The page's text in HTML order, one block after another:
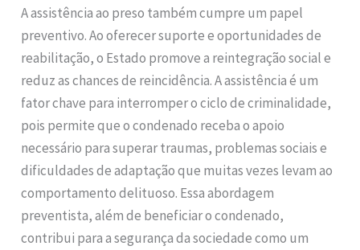
A assistência ao preso também cumpre um papel
preventivo. Ao oferecer suporte e oportunidades de
reabilitação, o Estado promove a reintegração social e
reduz as chances de reincidência. A assistência é um
fator chave para interromper o ciclo de criminalidade,
pois permite que o condenado receba o apoio
necessário para superar traumas, problemas sociais e
dificuldades de adaptação que muitas vezes levam ao
comportamento delituoso. Essa abordagem
preventista, além de beneficiar o condenado,
contribui para a segurança da sociedade como um